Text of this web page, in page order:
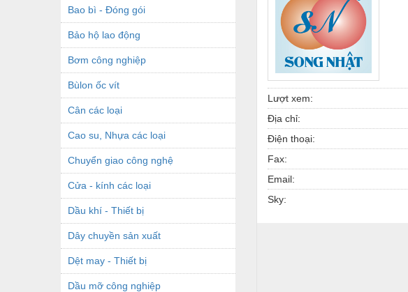
Bao bì - Đóng gói
Bảo hộ lao động
Bơm công nghiệp
Bùlon ốc vít
Cân các loại
Cao su, Nhựa các loại
Chuyển giao công nghệ
Cửa - kính các loại
Dầu khí - Thiết bị
Dây chuyền sản xuất
Dệt may - Thiết bị
Dầu mỡ công nghiệp
Lượt xem:
Địa chỉ:
Điện thoại:
Fax:
Email:
Sky: